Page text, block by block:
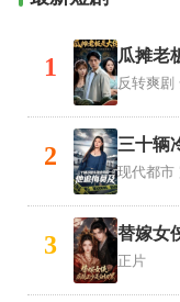
1 瓜摊老
反转爽剧
2 三十辆
现代都市
3 替嫁女
正片